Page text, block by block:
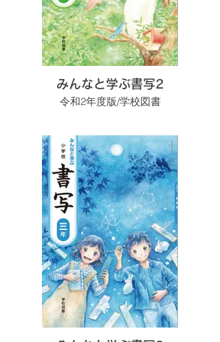
みんなと学ぶ書写2
令和2年度版/学校図書